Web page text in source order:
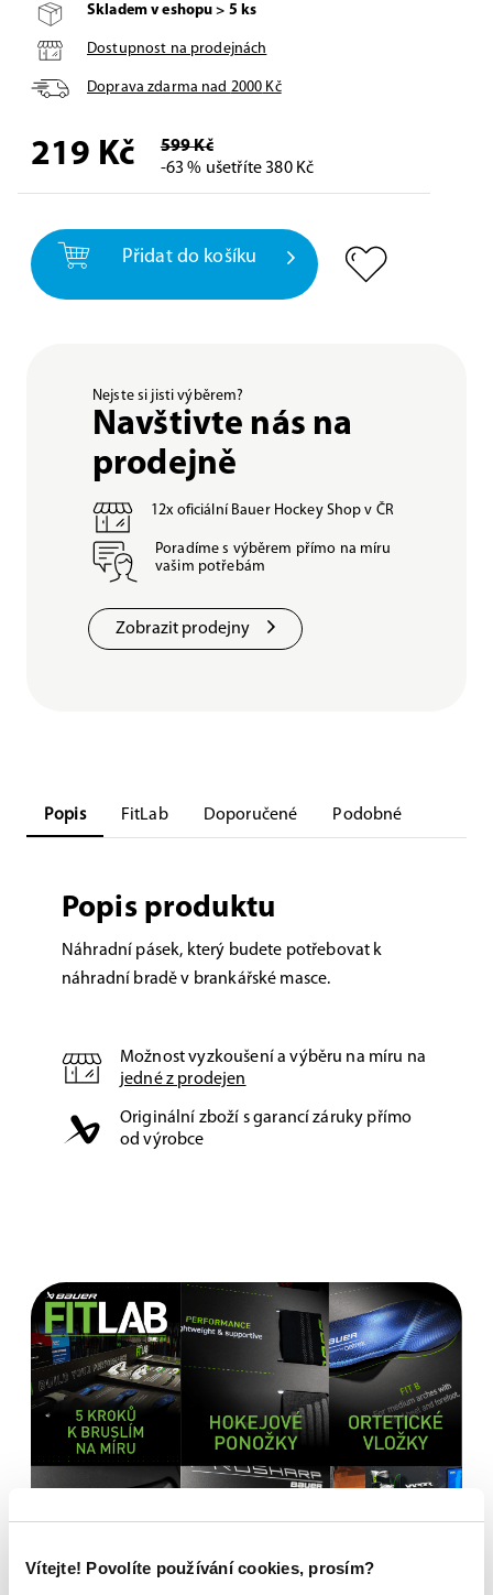
Vítejte! Povolíte používání cookies, prosím?
Skladem v eshopu > 5 ks
Dostupnost na prodejnách
Doprava zdarma nad 2000 Kč
219 Kč
599 Kč
-63 % ušetříte 380 Kč
Přidat do košíku
Nejste si jisti výběrem?
Navštivte nás na
prodejně
12x oficiální Bauer Hockey Shop v ČR
Poradíme s výběrem přímo na míru
vašim potřebám
Zobrazit prodejny
Popis FitLab Doporučené Podobné
Popis produktu
Náhradní pásek, který budete potřebovat k
náhradní bradě v brankářské masce.
Možnost vyzkoušení a výběru na míru na
jedné z prodejen
Originální zboží s garancí záruky přímo
od výrobce